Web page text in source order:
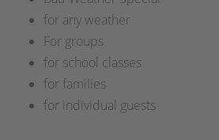
for any weather
For groups
for school classes
for families
for individual guests